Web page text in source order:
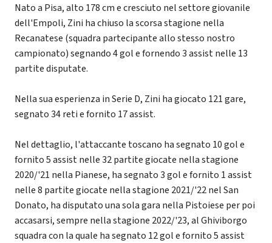
Nato a Pisa, alto 178 cm e cresciuto nel settore giovanile
dell'Empoli, Zini ha chiuso la scorsa stagione nella
Recanatese (squadra partecipante allo stesso nostro
campionato) segnando 4 gol e fornendo 3 assist nelle 13
partite disputate.
Nella sua esperienza in Serie D, Zini ha giocato 121 gare,
segnato 34 reti e fornito 17 assist.
Nel dettaglio, l'attaccante toscano ha segnato 10 gol e
fornito 5 assist nelle 32 partite giocate nella stagione
2020/'21 nella Pianese, ha segnato 3 gol e fornito 1 assist
nelle 8 partite giocate nella stagione 2021/'22 nel San
Donato, ha disputato una sola gara nella Pistoiese per poi
accasarsi, sempre nella stagione 2022/'23, al Ghiviborgo
squadra con la quale ha segnato 12 gol e fornito 5 assist